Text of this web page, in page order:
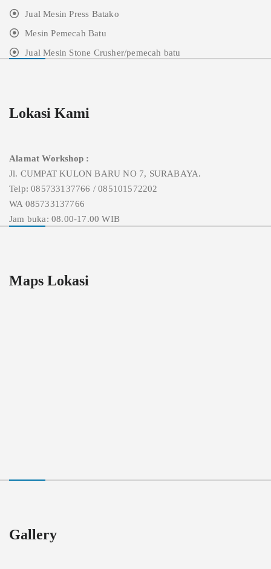
Jual Mesin Press Batako
Mesin Pemecah Batu
Jual Mesin Stone Crusher/pemecah batu
Lokasi Kami
Alamat Workshop :
Jl. CUMPAT KULON BARU NO 7, SURABAYA.
Telp: 085733137766 / 085101572202
WA 085733137766
Jam buka: 08.00-17.00 WIB
Maps Lokasi
Gallery